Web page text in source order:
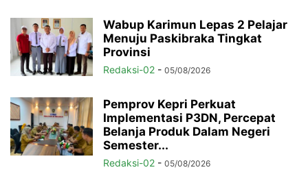
Wabup Karimun Lepas 2 Pelajar
Menuju Paskibraka Tingkat
Provinsi
Redaksi-02 - 05/08/2026
Pemprov Kepri Perkuat
Implementasi P3DN, Percepat
Belanja Produk Dalam Negeri
Semester...
Redaksi-02 - 05/08/2026